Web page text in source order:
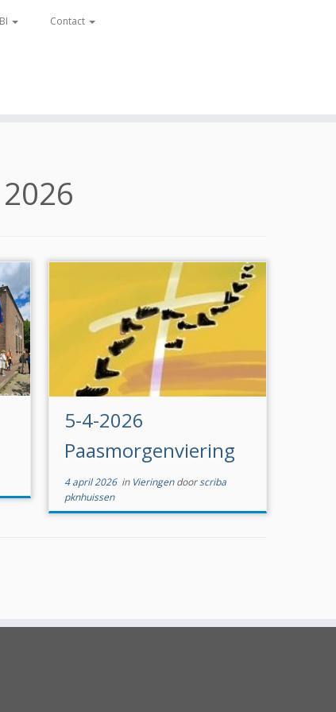
Contact
5-4-2026
Paasmorgenviering
4 april 2026in Vieringendoorscriba
pknhuissen